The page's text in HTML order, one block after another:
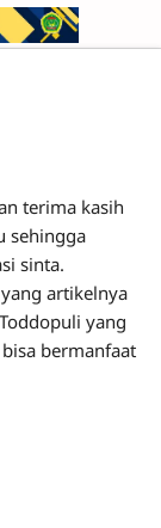
terima kasih
sehingga
sinta.
artikelnya
yang
bermanfaat